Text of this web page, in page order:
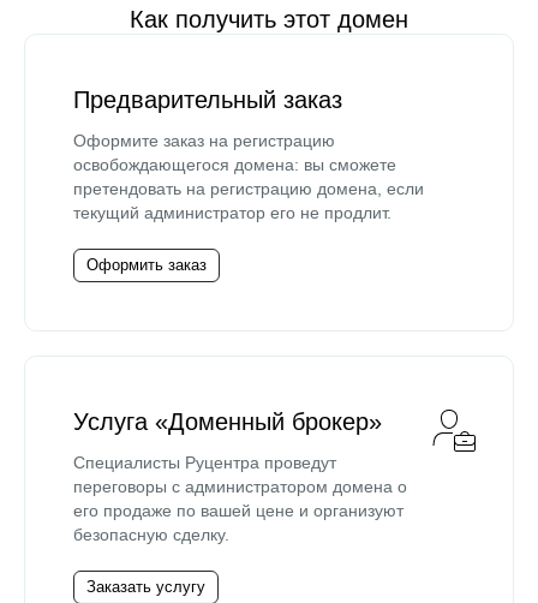
Как получить этот домен
Предварительный заказ
Оформите заказ на регистрацию
освобождающегося домена: вы сможете
претендовать на регистрацию домена, если
текущий администратор его не продлит.
Оформить заказ
Услуга «Доменный брокер»
Специалисты Руцентра проведут
переговоры с администратором домена о
его продаже по вашей цене и организуют
безопасную сделку.
Заказать услугу